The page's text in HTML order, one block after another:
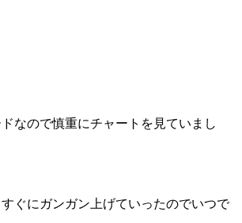
なので慎重にチャートを見ていまし
すぐにガンガン上げていったのでいつで